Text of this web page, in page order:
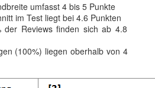
umfasst 4 bis 5 Punkte
im Test liegt bei 4.6 Punkten
der Reviews finden sich ab 4.8
(100%) liegen oberhalb von 4